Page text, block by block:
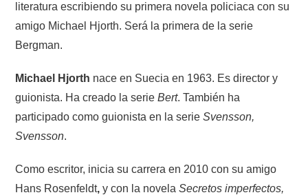
literatura escribiendo su primera novela policiaca con su
amigo Michael Hjorth. Será la primera de la serie
Bergman.
Michael Hjorth nace en Suecia en 1963. Es director y
guionista. Ha creado la serieBert. También ha
participado como guionista en la serieSvensson,
Svensson.
Como escritor, inicia su carrera en 2010 con su amigo
Hans Rosenfeldt,y con la novelaSecretos imperfectos,